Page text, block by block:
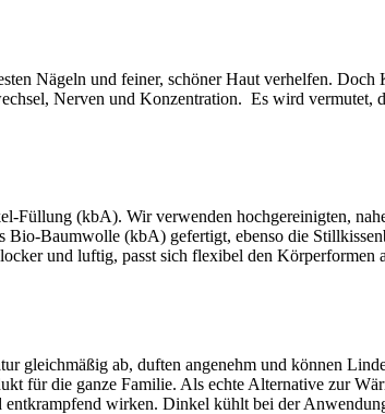
Nägeln und feiner, schöner Haut verhelfen. Doch
Nerven und Konzentration. Es wird vermutet,
(kbA). Wir verwenden hochgereinigten,
Baumwolle (kbA) gefertigt, ebenso die
und luftig, passt sich flexibel den Körperformen
gleichmäßig ab, duften angenehm und können
für die ganze Familie. Als echte Alternative zur
wirken. Dinkel kühlt bei der